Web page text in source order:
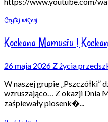
Czytaj więcej
Kochana Mamusiu !
26 maja 2026 Z życia
W naszej grupie „Pszczółki”
wzruszająco… Z okazji Dnia
zaśpiewały piosenk�...